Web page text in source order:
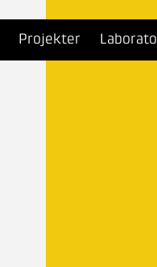
Projekter